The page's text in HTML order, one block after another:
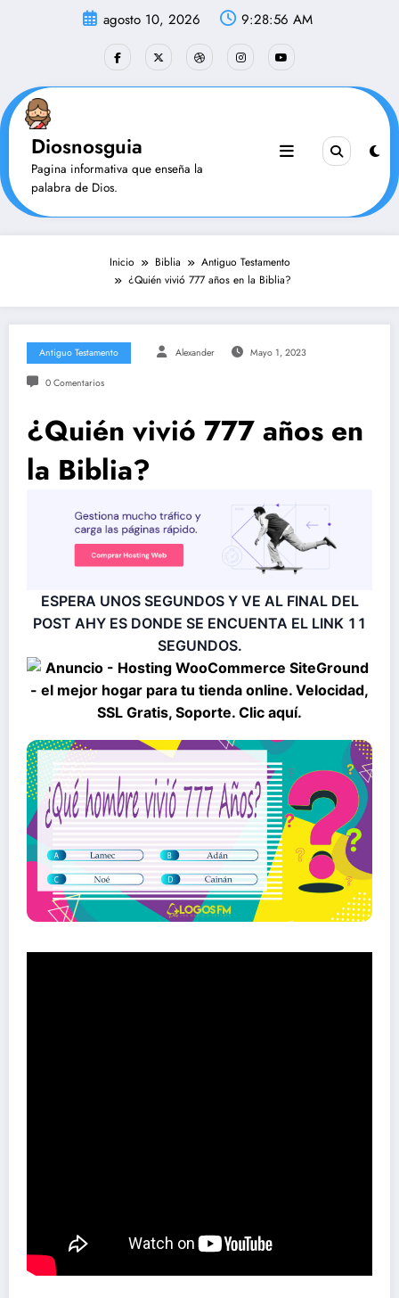
agosto 10, 2026 9:28:56 AM
Diosnosguia
Pagina informativa que enseña la
palabra de Dios.
Inicio Biblia
Antiguo Testamento
¿Quién vivió 777 años en la Biblia?
Antiguo Testamento Alexander Mayo 1, 2023
0 Comentarios
¿Quién vivió 777 años en
la Biblia?
ESPERA UNOS SEGUNDOS Y VE AL FINAL DEL
POST AHY ES DONDE SE ENCUENTA EL LINK 10
SEGUNDOS.